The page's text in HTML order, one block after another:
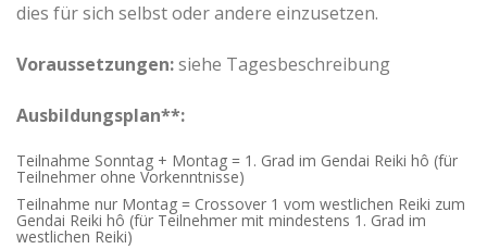
dies für sich selbst oder andere einzusetzen.
Voraussetzungen:siehe Tagesbeschreibung
Ausbildungsplan**:
Teilnahme Sonntag + Montag = 1. Grad im Gendai Reiki hô (für
Teilnehmer ohne Vorkenntnisse)
Teilnahme nur Montag = Crossover 1 vom westlichen Reiki zum
Gendai Reiki hô (für Teilnehmer mit mindestens 1. Grad im
westlichen Reiki)